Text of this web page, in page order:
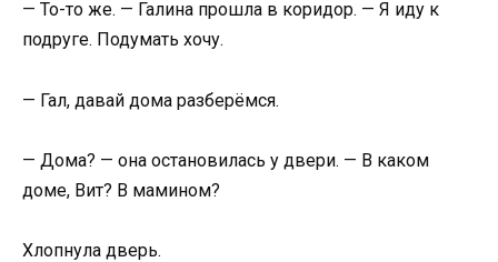
— То-то же. — Галина прошла в коридор. — Я иду к
подруге. Подумать хочу.
— Гал, давай дома разберёмся.
— Дома? — она остановилась у двери. — В каком
доме, Вит? В мамином?
Хлопнула дверь.